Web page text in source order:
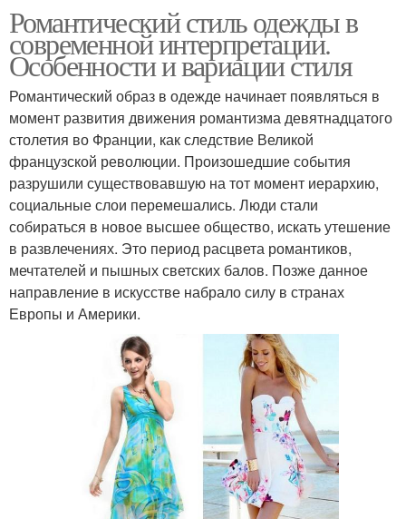
Романтический стиль одежды в
современной интерпретации.
Особенности и вариации стиля
Романтический образ в одежде начинает появляться в
момент развития движения романтизма девятнадцатого
столетия во Франции, как следствие Великой
французской революции. Произошедшие события
разрушили существовавшую на тот момент иерархию,
социальные слои перемешались. Люди стали
собираться в новое высшее общество, искать утешение
в развлечениях. Это период расцвета романтиков,
мечтателей и пышных светских балов. Позже данное
направление в искусстве набрало силу в странах
Европы и Америки.